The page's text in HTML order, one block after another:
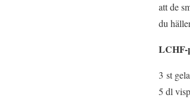
att de
du
LCHF-
3 st
5 dl